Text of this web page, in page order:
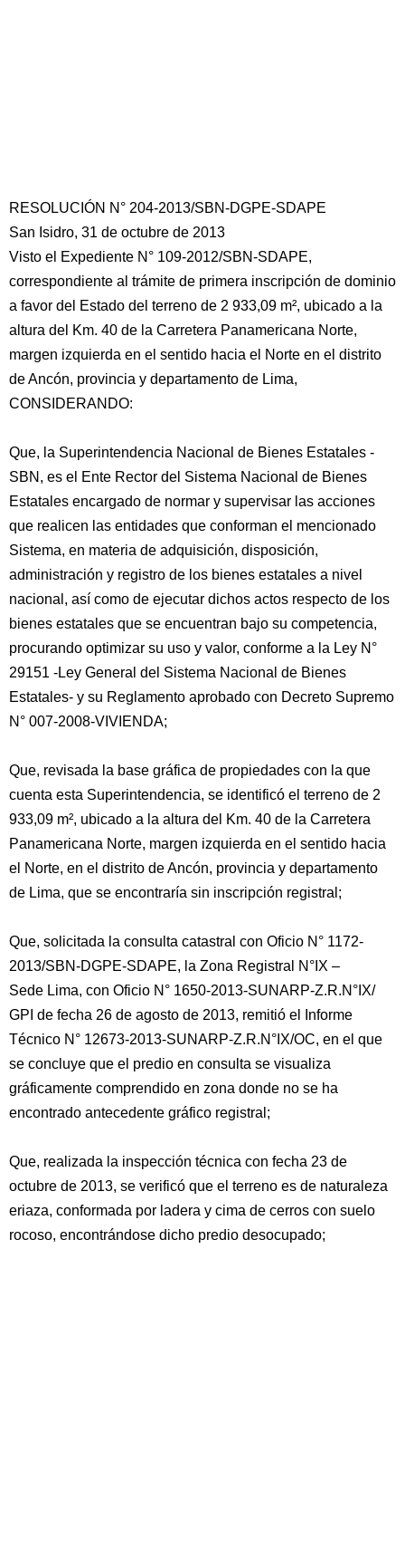
RESOLUCIÓN N° 204-2013/SBN-DGPE-SDAPE
San Isidro, 31 de octubre de 2013
Visto el Expediente N° 109-2012/SBN-SDAPE,
correspondiente al trámite de primera inscripción de dominio
a favor del Estado del terreno de 2 933,09 m², ubicado a la
altura del Km. 40 de la Carretera Panamericana Norte,
margen izquierda en el sentido hacia el Norte en el distrito
de Ancón, provincia y departamento de Lima,
CONSIDERANDO:
Que, la Superintendencia Nacional de Bienes Estatales -
SBN, es el Ente Rector del Sistema Nacional de Bienes
Estatales encargado de normar y supervisar las acciones
que realicen las entidades que conforman el mencionado
Sistema, en materia de adquisición, disposición,
administración y registro de los bienes estatales a nivel
nacional, así como de ejecutar dichos actos respecto de los
bienes estatales que se encuentran bajo su competencia,
procurando optimizar su uso y valor, conforme a la Ley N°
29151 -Ley General del Sistema Nacional de Bienes
Estatales- y su Reglamento aprobado con Decreto Supremo
N° 007-2008-VIVIENDA;
Que, revisada la base gráfica de propiedades con la que
cuenta esta Superintendencia, se identificó el terreno de 2
933,09 m², ubicado a la altura del Km. 40 de la Carretera
Panamericana Norte, margen izquierda en el sentido hacia
el Norte, en el distrito de Ancón, provincia y departamento
de Lima, que se encontraría sin inscripción registral;
Que, solicitada la consulta catastral con Oficio N° 1172-
2013/SBN-DGPE-SDAPE, la Zona Registral N°IX –
Sede Lima, con Oficio N° 1650-2013-SUNARP-Z.R.N°IX/
GPI de fecha 26 de agosto de 2013, remitió el Informe
Técnico N° 12673-2013-SUNARP-Z.R.N°IX/OC, en el que
se concluye que el predio en consulta se visualiza
gráficamente comprendido en zona donde no se ha
encontrado antecedente gráfico registral;
Que, realizada la inspección técnica con fecha 23 de
octubre de 2013, se verificó que el terreno es de naturaleza
eriaza, conformada por ladera y cima de cerros con suelo
rocoso, encontrándose dicho predio desocupado;